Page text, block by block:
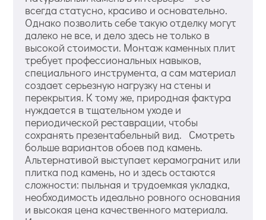
всегда статусно, красиво и основательно.
Однако позволить себе такую отделку могут
далеко не все, и дело здесь не только в
высокой стоимости. Монтаж каменных плит
требует профессиональных навыков,
специального инструмента, а сам материал
создает серьезную нагрузку на стены и
перекрытия. К тому же, природная фактура
нуждается в тщательном уходе и
периодической реставрации, чтобы
сохранять презентабельный вид. Смотреть
больше вариантов обоев под камень.
Альтернативой выступает керамогранит или
плитка под камень, но и здесь остаются
сложности: пыльная и трудоемкая укладка,
необходимость идеально ровного основания
и высокая цена качественного материала.